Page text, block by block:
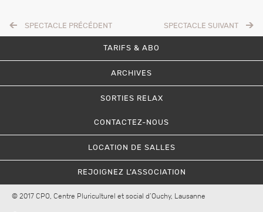
SPECTACLE SUIVANT
SPECTACLE PRÉCÉDENT
TARIFS & ABO
ARCHIVES
SORTIES RELAX
CONTACTEZ-NOUS
LOCATION DE SALLES
REJOIGNEZ L’ASSOCIATION
© 2017 CPO, Centre Pluriculturel et social d’Ouchy, Lausanne